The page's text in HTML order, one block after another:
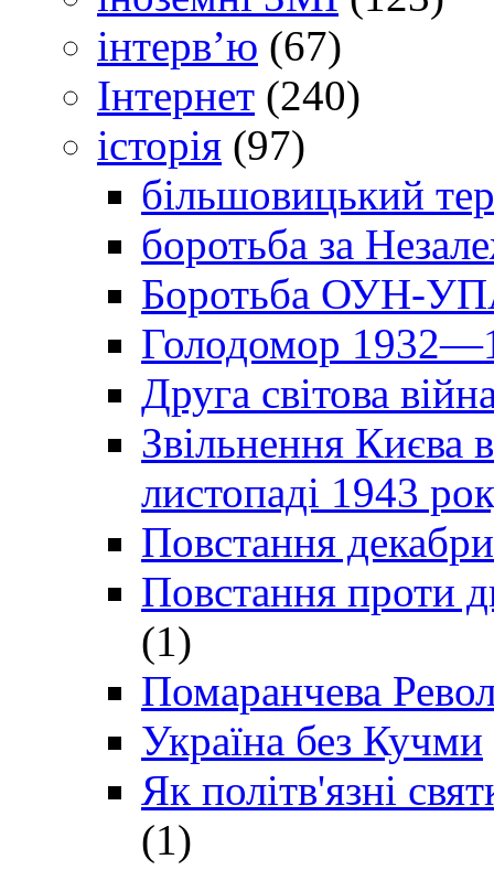
інтерв’ю (67)
Інтернет (240)
історія (97)
більшовицький
боротьба за
Боротьба ОУН-УПА
Голодомор
Друга світова
Звільнення Києва
листопаді 1943
Повстання
Повстання проти
(1)
Помаранчева
Україна без Кучми
Як політв'язні
(1)